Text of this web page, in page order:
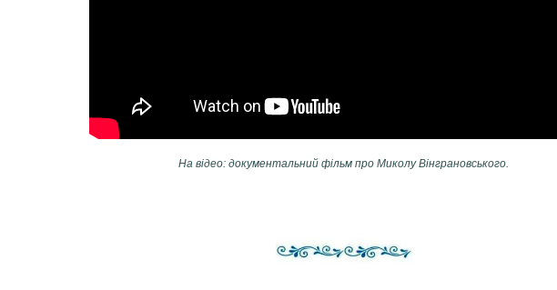
На відео: документальний фільм про Миколу Вінграновського.